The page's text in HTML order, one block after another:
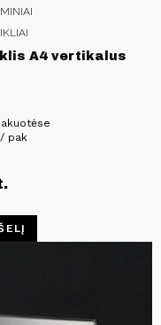
A4 vertikalus
pak